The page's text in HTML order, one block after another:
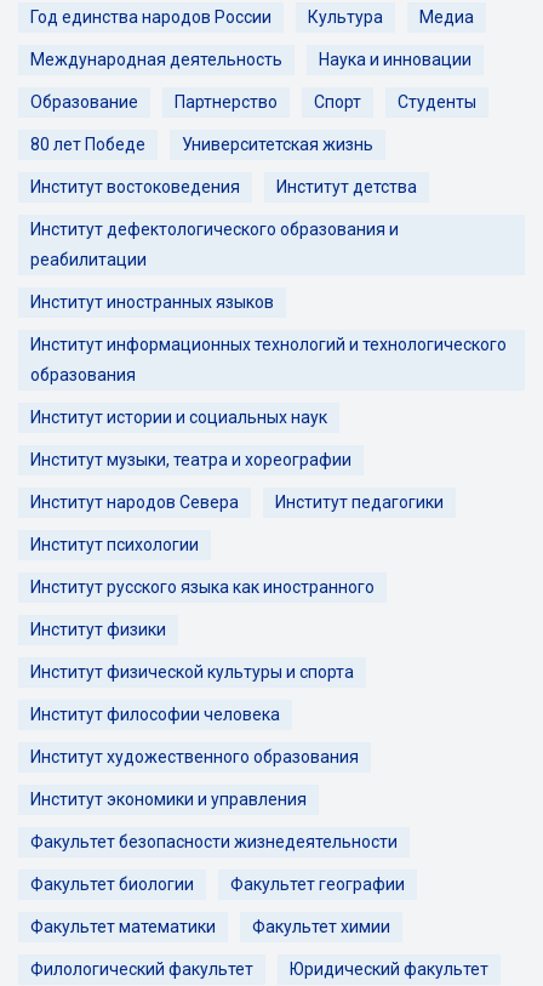
Год единства народов России Культура Медиа
Международная деятельность Наука и инновации
Образование Партнерство Спорт Студенты
80 лет Победе Университетская жизнь
Институт востоковедения Институт детства
Институт дефектологического образования и
реабилитации
Институт иностранных языков
Институт информационных технологий и технологического
образования
Институт истории и социальных наук
Институт музыки, театра и хореографии
Институт народов Севера Институт педагогики
Институт психологии
Институт русского языка как иностранного
Институт физики
Институт физической культуры и спорта
Институт философии человека
Институт художественного образования
Институт экономики и управления
Факультет безопасности жизнедеятельности
Факультет биологии Факультет географии
Факультет математики Факультет химии
Филологический факультет Юридический факультет